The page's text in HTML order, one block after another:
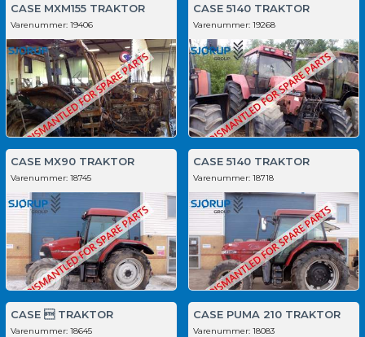
CASE MXM155 TRAKTOR
Varenummer: 19406
CASE 5140 TRAKTOR
Varenummer: 19268
CASE MX90 TRAKTOR
Varenummer: 18745
CASE 5140 TRAKTOR
Varenummer: 18718
CASE  TRAKTOR
Varenummer: 18645
CASE PUMA 210 TRAKTOR
Varenummer: 18083